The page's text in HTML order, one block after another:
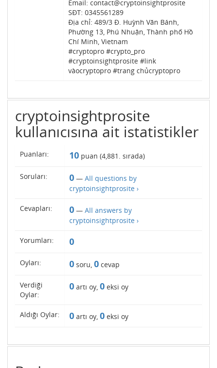
Email: contact@cryptoinsightprosite
SĐT: 0345561289
Địa chỉ: 489/3 Đ. Huỳnh Văn Bánh,
Phường 13, Phú Nhuận, Thành phố Hồ
Chí Minh, Vietnam
#cryptopro #crypto_pro
#cryptoinsightprosite #link
vàocryptopro #trang chủcryptopro
cryptoinsightprosite
kullanıcısına ait istatistikler
Puanları: 10 puan (4,881 . sırada)
Soruları: 0 — All questions by
cryptoinsightprosite ›
Cevapları: 0 — All answers by
cryptoinsightprosite ›
Yorumları: 0
Oyları: 0 soru, 0 cevap
Verdiği
Oylar:
0 artı oy, 0 eksi oy
Aldığı Oylar: 0 artı oy, 0 eksi oy